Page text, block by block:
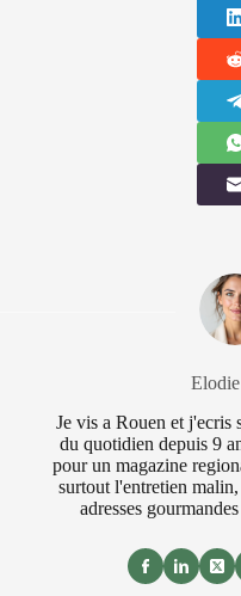
Je vis a Rouen et j'ecris
du quotidien depuis 9
pour un magazine
surtout l'entretien
adresses